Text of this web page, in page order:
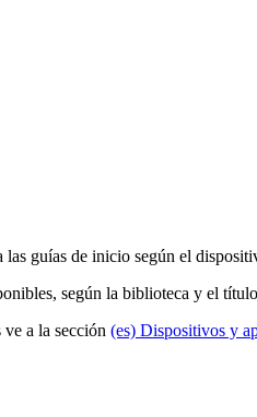
guías de inicio según el
según la biblioteca y el
a la sección (es) Dispositivos y